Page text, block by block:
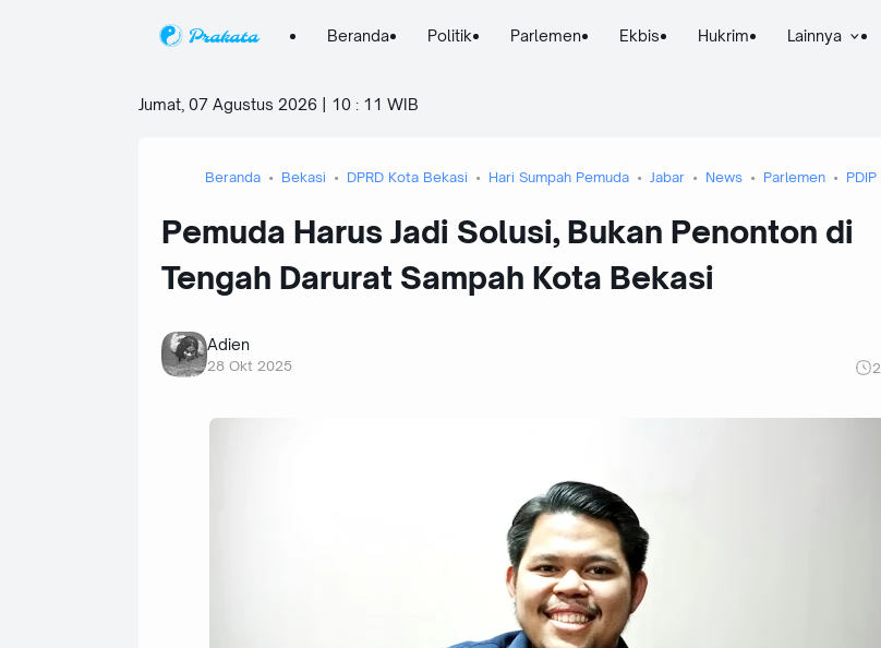
Beranda Politik Parlemen Ekbis Hukrim Lainnya
Jumat, 07 Agustus 2026 | 10 : 11 WIB
Beranda Bekasi DPRD Kota Bekasi Hari Sumpah Pemuda Jabar News Parlemen PDIP
Pemuda Harus Jadi Solusi, Bukan Penonton di
Tengah Darurat Sampah Kota Bekasi
Adien
28 Okt 2025 2